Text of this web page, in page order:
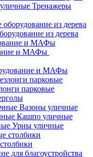
Тренажеры
из дерева
и МАФы
и МАФы
парковые
Вазоны уличные
Кашпо уличные
Урны уличные